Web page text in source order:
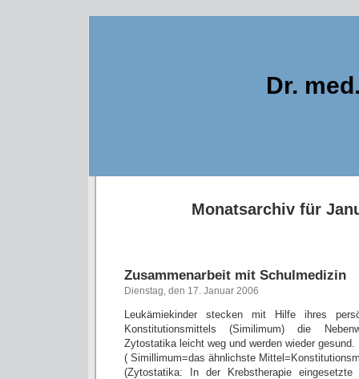
Dr.
Monatsarchiv für
Zusammenarbeit mit Schulmedizin
Dienstag, den 17. Januar 2006
Leukämiekinder stecken mit Hilfe ihres
Konstitutionsmittels (Similimum) die
Zytostatika leicht weg und werden wieder gesund.
( Simillimum=das ähnlichste
(Zytostatika: In der Krebstherapie